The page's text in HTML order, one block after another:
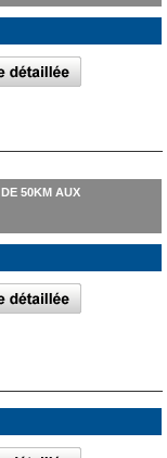
50KM AUX